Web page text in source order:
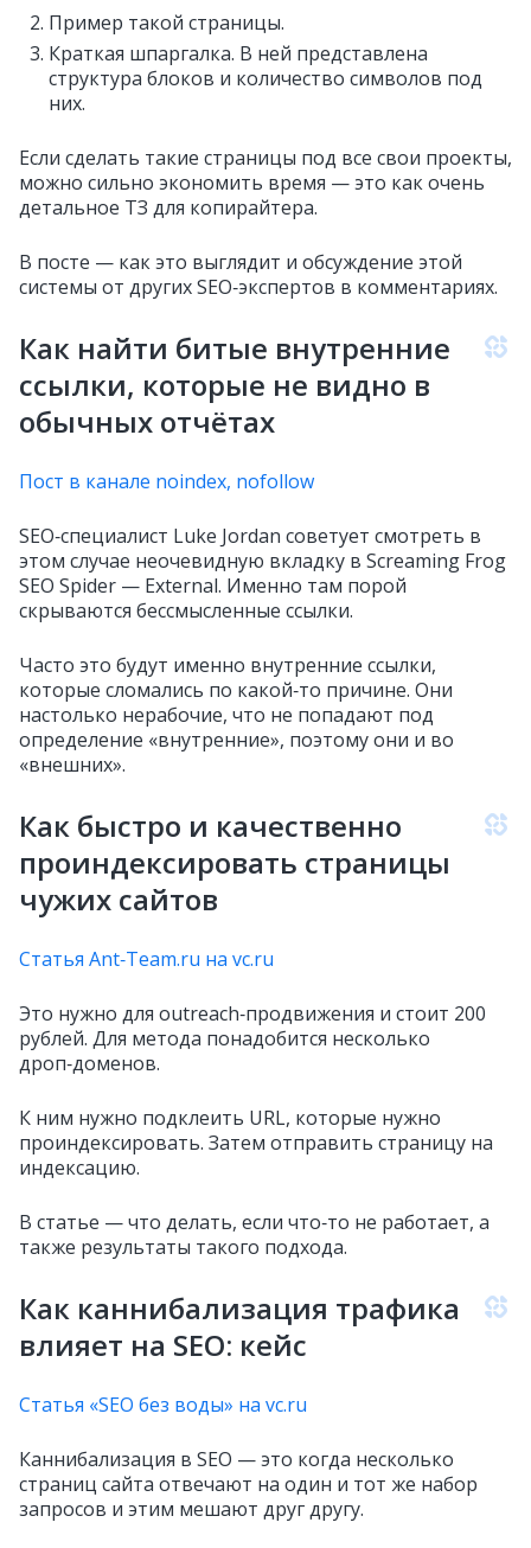
Пример такой страницы.
Краткая шпаргалка. В ней представлена
структура блоков и количество символов под
них.
Если сделать такие страницы под все свои проекты,
можно сильно экономить время — это как очень
детальное ТЗ для копирайтера.
В посте — как это выглядит и обсуждение этой
системы от других SEO‑экспертов в комментариях.
Как найти битые внутренние
ссылки, которые не видно в
обычных отчётах
Пост в канале noindex, nofollow
SEO‑специалист Luke Jordan советует смотреть в
этом случае неочевидную вкладку в Screaming Frog
SEO Spider — External. Именно там порой
скрываются бессмысленные ссылки.
Часто это будут именно внутренние ссылки,
которые сломались по какой‑то причине. Они
настолько нерабочие, что не попадают под
определение «внутренние», поэтому они и во
«внешних».
Как быстро и качественно
проиндексировать страницы
чужих сайтов
Статья Ant‑Team.ru на vc.ru
Это нужно для outreach‑продвижения и стоит 200
рублей. Для метода понадобится несколько
дроп‑доменов.
К ним нужно подклеить URL, которые нужно
проиндексировать. Затем отправить страницу на
индексацию.
В статье — что делать, если что‑то не работает, а
также результаты такого подхода.
Как каннибализация трафика
влияет на SEO: кейс
Статья «SEO без воды» на vc.ru
Каннибализация в SEO — это когда несколько
страниц сайта отвечают на один и тот же набор
запросов и этим мешают друг другу.